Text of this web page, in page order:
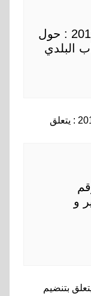
قرار بلدي تنظيمي رقم 2013/54 : حول
البلدي
و